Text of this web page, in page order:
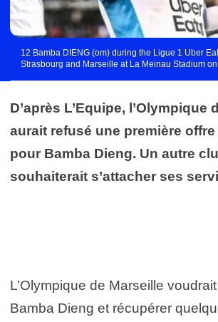
12 Bamba DIENG (om) during the Ligue 1 Uber
Strasbourg and Marseille at La Meinau Stadium
D’après L’Equipe, l’Olympique
aurait refusé une première
pour Bamba Dieng. Un autre
souhaiterait s’attacher ses
L’Olympique de Marseille
Bamba Dieng et récupérer